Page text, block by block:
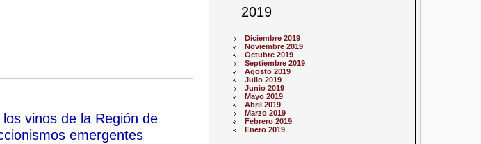
vinos de la Región de
emergentes
2019
Diciembre 2019
Noviembre 2019
Octubre 2019
Septiembre 2019
Agosto 2019
Julio 2019
Junio 2019
Mayo 2019
Abril 2019
Marzo 2019
Febrero 2019
Enero 2019